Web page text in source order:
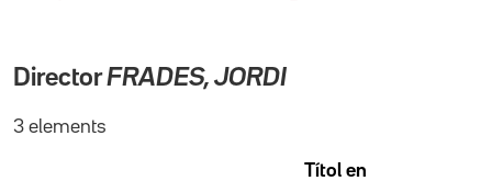
DirectorFRADES, JORDI
3 elements
Títol en